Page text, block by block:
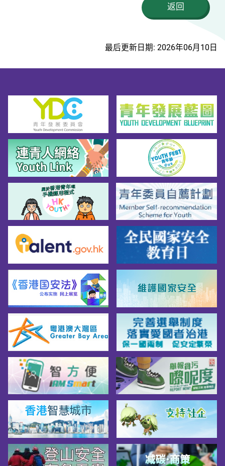
返回
最后更新日期: 2026年06月10日